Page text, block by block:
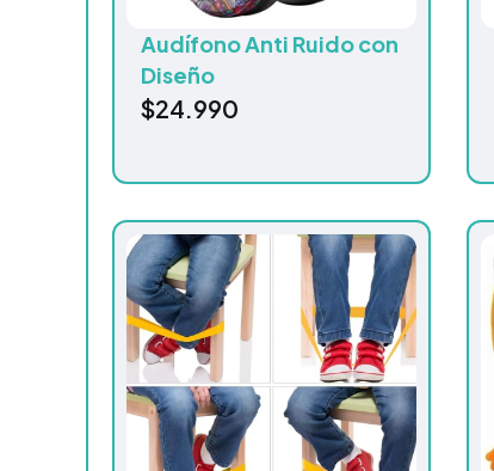
Audífono Anti Ruido con
Diseño
$24.990